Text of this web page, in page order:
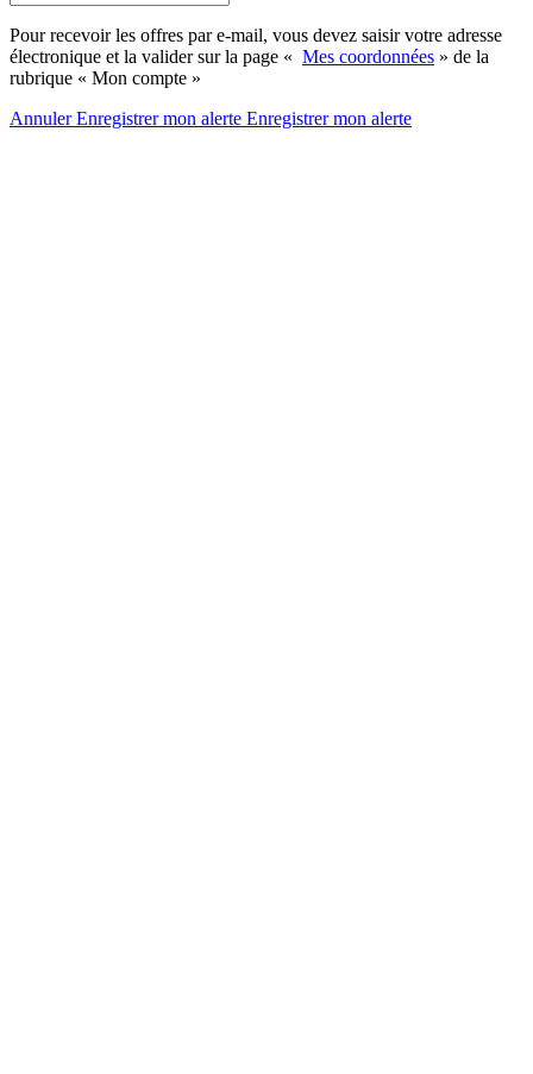
Pour recevoir les offres par e-mail, vous devez saisir votre adresse
électronique et la valider sur la page « Mes coordonnées » de la
rubrique « Mon compte »
AnnulerEnregistrer mon alerte Enregistrermon alerte